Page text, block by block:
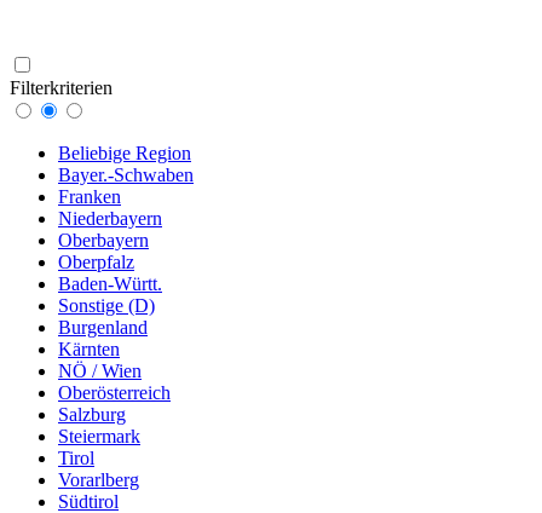
Filterkriterien
Beliebige Region
Bayer.-Schwaben
Franken
Niederbayern
Oberbayern
Oberpfalz
Baden-Württ.
Sonstige (D)
Burgenland
Kärnten
NÖ / Wien
Oberösterreich
Salzburg
Steiermark
Tirol
Vorarlberg
Südtirol